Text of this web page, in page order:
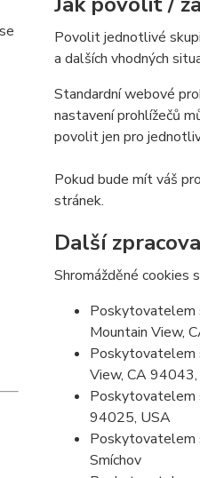
Povolit jednotlivé
a dalších vhodných
Standardní webové
nastavení prohlížečů
povolit jen pro
Pokud bude mít váš
stránek.
Další
Shromážděné cookies
Poskytovatelem
Mountain View,
Poskytovatelem
View, CA
Poskytovatelem
94025, USA
Poskytovatelem
Smíchov